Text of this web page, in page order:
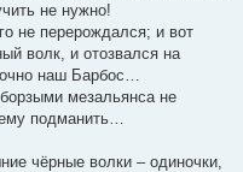
не нужно!
не перерождался; и вот
волк, и отозвался на
наш Барбос…
мезальянса не
подманить…
чёрные волки – одиночки,